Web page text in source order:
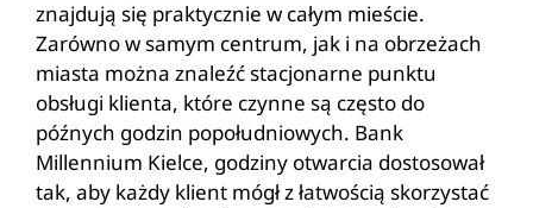
znajdują się praktycznie w całym mieście.
Zarówno w samym centrum, jak i na obrzeżach
miasta można znaleźć stacjonarne punktu
obsługi klienta, które czynne są często do
późnych godzin popołudniowych. Bank
Millennium Kielce, godziny otwarcia dostosował
tak, aby każdy klient mógł z łatwością skorzystać